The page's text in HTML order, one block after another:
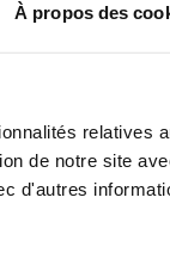
À propos des
relatives
de notre site
d'autres
023
à